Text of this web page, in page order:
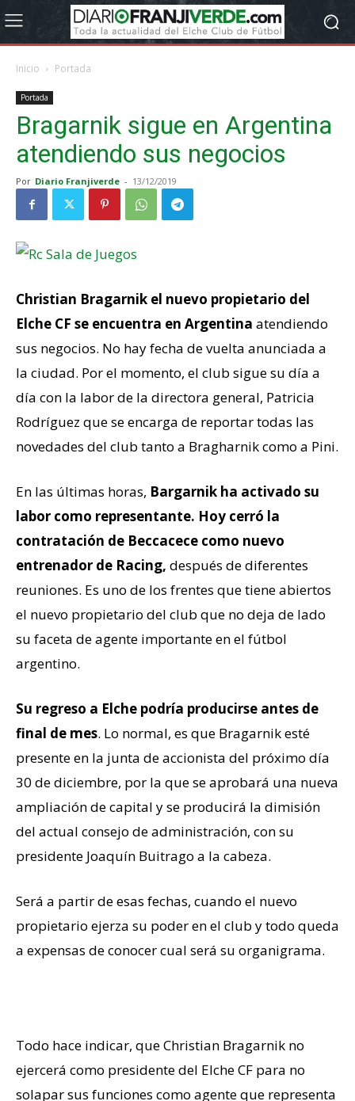
Inicio Portada
Portada
Bragarnik sigue en Argentina
atendiendo sus negocios
Por Diario Franjiverde - 13/12/2019
Christian Bragarnik el nuevo propietario del
Elche CF se encuentra en Argentina atendiendo
sus negocios. No hay fecha de vuelta anunciada a
la ciudad. Por el momento, el club sigue su día a
día con la labor de la directora general, Patricia
Rodríguez que se encarga de reportar todas las
novedades del club tanto a Bragharnik como a Pini.
En las últimas horas, Bargarnik ha activado su
labor como representante. Hoy cerró la
contratación de Beccacece como nuevo
entrenador de Racing, después de diferentes
reuniones. Es uno de los frentes que tiene abiertos
el nuevo propietario del club que no deja de lado
su faceta de agente importante en el fútbol
argentino.
Su regreso a Elche podría producirse antes de
final de mes. Lo normal, es que Bragarnik esté
presente en la junta de accionista del próximo día
30 de diciembre, por la que se aprobará una nueva
ampliación de capital y se producirá la dimisión
del actual consejo de administración, con su
presidente Joaquín Buitrago a la cabeza.
Será a partir de esas fechas, cuando el nuevo
propietario ejerza su poder en el club y todo queda
a expensas de conocer cual será su organigrama.
Todo hace indicar, que Christian Bragarnik no
ejercerá como presidente del Elche CF para no
solapar sus funciones como agente que representa